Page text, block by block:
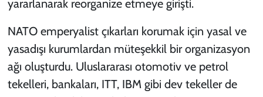
yararlanarak reorganize etmeye girişti.
NATO emperyalist çıkarları korumak için yasal ve
yasadışı kurumlardan müteşekkil bir organizasyon
ağı oluşturdu. Uluslararası otomotiv ve petrol
tekelleri, bankaları, ITT, IBM gibi dev tekeller de